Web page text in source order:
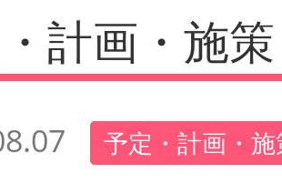
計画・施策
予定・計画・